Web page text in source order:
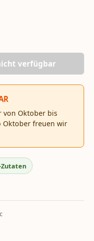
verfügbar
von Oktober bis
Oktober freuen wir
Zutaten